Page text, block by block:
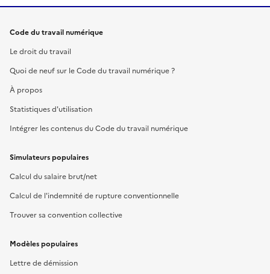
Code du travail numérique
Le droit du travail
Quoi de neuf sur le Code du travail numérique ?
À propos
Statistiques d'utilisation
Intégrer les contenus du Code du travail numérique
Simulateurs populaires
Calcul du salaire brut/net
Calcul de l'indemnité de rupture conventionnelle
Trouver sa convention collective
Modèles populaires
Lettre de démission